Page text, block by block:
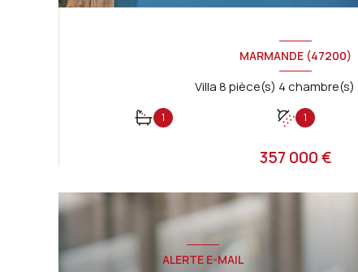
MARMANDE (47200)
1 1
357 000 €
GASCOGNE IMMOBILIER
ALERTE E-MAIL